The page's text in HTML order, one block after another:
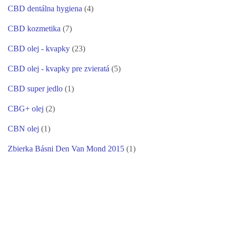
CBD dentálna hygiena (4)
CBD kozmetika (7)
CBD olej - kvapky (23)
CBD olej - kvapky pre zvieratá (5)
CBD super jedlo (1)
CBG+ olej (2)
CBN olej (1)
Zbierka Básni Den Van Mond 2015 (1)